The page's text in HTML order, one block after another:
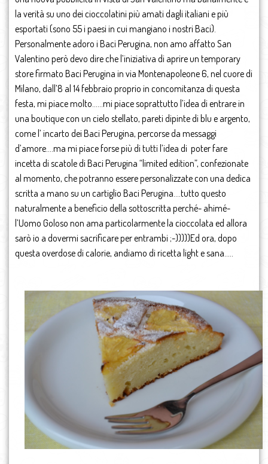
la verità su uno dei cioccolatini più amati dagli italiani e più
esportati (sono 55 i paesi in cui mangiano i nostri Baci).
Personalmente adoro i Baci Perugina, non amo affatto San
Valentino però devo dire che l’iniziativa di aprire un temporary
store firmato Baci Perugina in via Montenapoleone 6, nel cuore di
Milano, dall’8 al 14 febbraio proprio in concomitanza di questa
festa, mi piace molto……mi piace soprattutto l’idea di entrare in
una boutique con un cielo stellato, pareti dipinte di blu e argento,
come l’ incarto dei Baci Perugina, percorse da messaggi
d’amore….ma mi piace forse più di tutti l’idea di poter fare
incetta di scatole di Baci Perugina “limited edition”, confezionate
al momento, che potranno essere personalizzate con una dedica
scritta a mano su un cartiglio Baci Perugina….tutto questo
naturalmente a beneficio della sottoscritta perché- ahimé-
l’Uomo Goloso non ama particolarmente la cioccolata ed allora
sarò io a dovermi sacrificare per entrambi ;-)))))Ed ora, dopo
questa overdose di calorie, andiamo di ricetta light e sana…..